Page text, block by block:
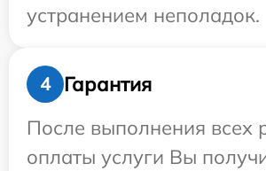
устранением неполадок.
4
Гарантия
После выполнения всех
оплаты услуги Вы